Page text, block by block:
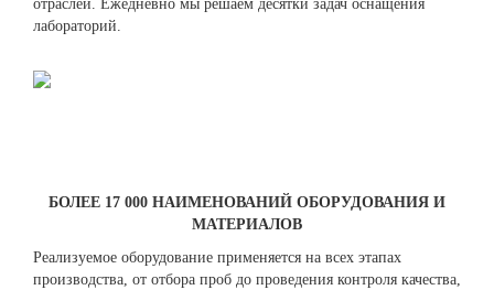
отраслей. Ежедневно мы решаем десятки задач оснащения
лабораторий.
БОЛЕЕ 17 000 НАИМЕНОВАНИЙ ОБОРУДОВАНИЯ И
МАТЕРИАЛОВ
Реализуемое оборудование применяется на всех этапах
производства, от отбора проб до проведения контроля качества,